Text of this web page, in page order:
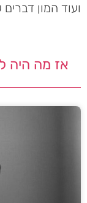
ועוד המון
אז מה היה